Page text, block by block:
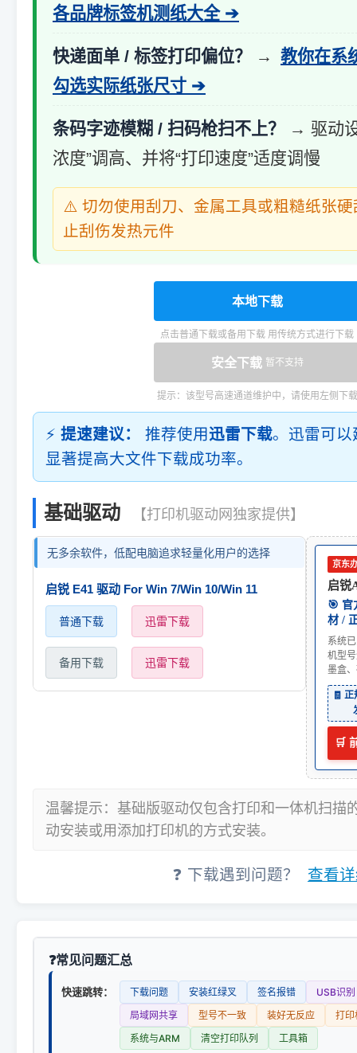
各品牌标签机测纸大全 ➔
快递面单 / 标签打印偏位？ →
教你在系
勾选实际纸张尺寸 ➔
条码字迹模糊 / 扫码枪扫不上？
→ 驱动
浓度”调高、并将“打印速度”适度调慢
⚠️ 切勿使用刮刀、金属工具或粗糙纸张
止刮伤发热元件
本地下载
点击普通下载或备用下载 用传统方式进行下载
安全下载 暂不支持
提示：该型号高速通道维护中，请使用左侧下载
⚡ 提速建议： 推荐使用迅雷下载。迅雷可
显著提高大文件下载成功率。
基础驱动 【打印机驱动网独家提供】
无多余软件，低配电脑追求轻量化用户的选择
启锐 E41 驱动 For Win 7/Win 10/Win 11
普通下载 迅雷下载
备用下载 迅雷下载
京东
启锐
🎯 官
材 /
系统
机型
墨盒
🧾
🛒
温馨提示：基础版驱动仅包含打印和一体机扫描
动安装或用添加打印机的方式安装。
❓ 下载遇到问题？ 查看
常见问题汇总
快速跳转： 下载问题 安装红绿叉 签名报错
USB识别
局域网共享
型号不一致 装好无反应
打印
系统与ARM
清空打印队列 工具箱